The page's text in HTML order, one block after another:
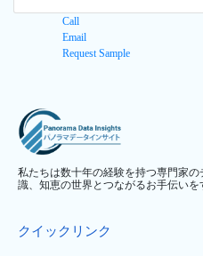
Call
Email
Request Sample
私たちは数十年の経験を持つ専門家
識、知恵の世界とつながるお手伝いを
クイックリンク